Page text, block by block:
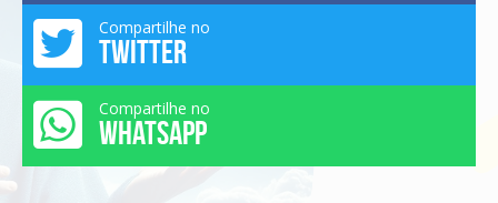
Compartilhe no
TWITTER
Compartilhe no
WHATSAPP